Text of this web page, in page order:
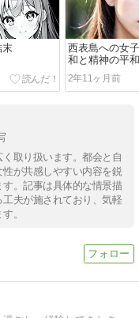
末
西表島への女
和と精神の平
二泊三日の感
2年11ヶ月前
取り扱います。都会と自
が共感しやすい内容を鋭
。記事は具体的な情景描
夫が施されており、気軽
。